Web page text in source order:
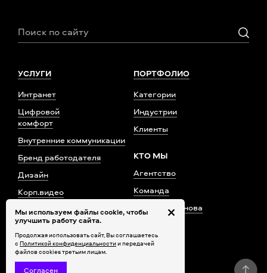
УСЛУГИ
Интранет
Цифровой
комфорт
Внутренние коммуникации
Бренд работодателя
Дизайн
Корп.видео
Корп.ТВ
ПОРТФОЛИО
Категории
Индустрии
Клиенты
КТО МЫ
Агентство
Команда
Елена Богданова
Контакты
Мы используем файлы cookie, чтобы
улучшить работу сайта.
Продолжая использовать сайт, Вы соглашаетесь
с Политикой конфиденциальностии передачей
файлов cookies третьим лицам.
Согласен